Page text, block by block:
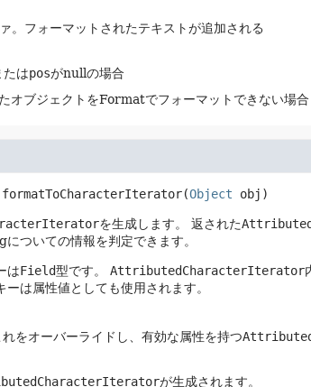
。フォーマットされたテキストが追加される
たはposがnullの場合
オブジェクトをFormatでフォーマットできない場合
formatToCharacterIterator(Object obj)
を生成します。 返された
ついての情報を判定できます。
はField型です。 AttributedCharacterIterator
は属性値としても使用されます。
をオーバーライドし、有効な属性を持つ
が生成されます。